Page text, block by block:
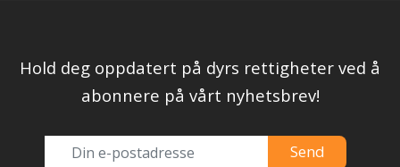
Hold deg oppdatert på dyrs rettigheter ved å
abonnere på vårt nyhetsbrev!